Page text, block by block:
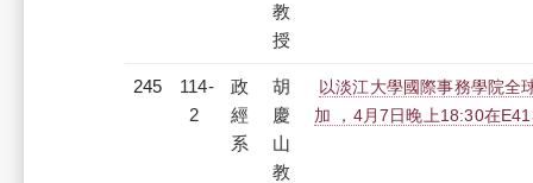
教
授
245
114-
2
政
經
系
胡
慶
山
教
以淡江大學國際事務學院全
加 ，4月7日晚上18:30在